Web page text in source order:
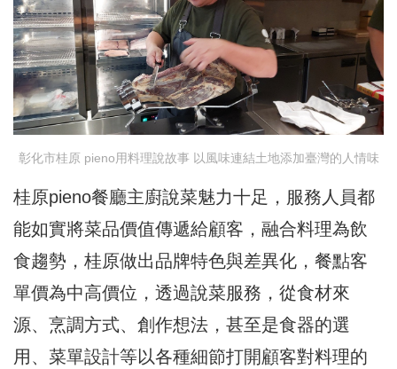
彰化市桂原 pieno用料理說故事 以風味連結土地添加臺灣的人情味
桂原pieno餐廳主廚說菜魅力十足，服務⼈員都
能如實將菜品價值傳遞給顧客，融合料理為飲
食趨勢，桂原做出品牌特色與差異化，餐點客
單價為中高價位，透過說菜服務，從食材來
源、烹調方式、創作想法，甚至是食器的選
用、菜單設計等以各種細節打開顧客對料理的